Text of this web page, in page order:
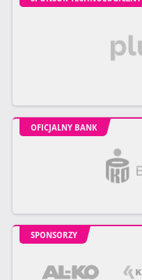
OFICJALNY BANK
SPONSORZY